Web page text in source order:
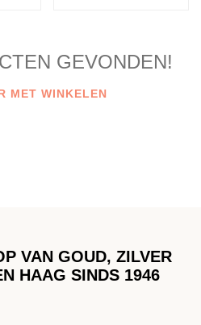
GEVONDEN!
MET WINKELEN
VAN GOUD, ZILVER
HAAG SINDS 1946